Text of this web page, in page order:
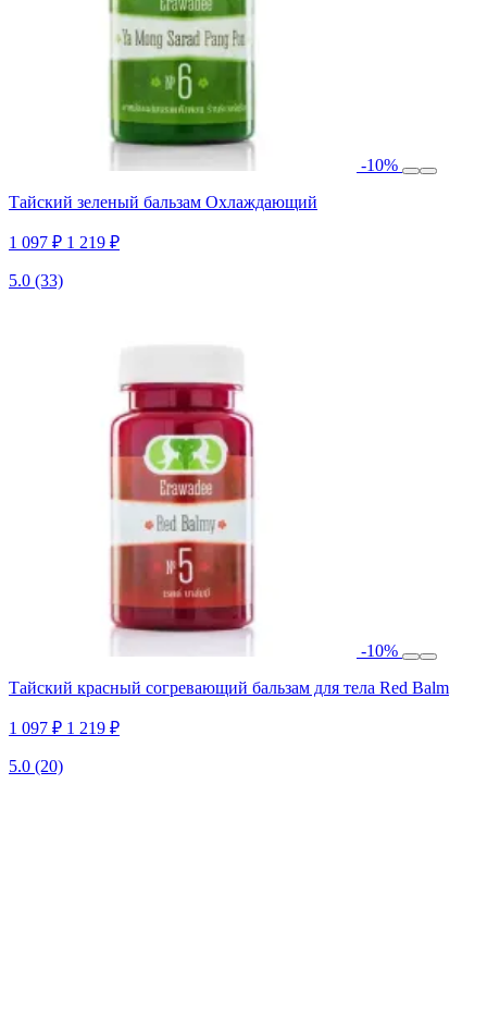
-10%
Тайский зеленый бальзам Охлаждающий
1 097 ₽ 1 219 ₽
5.0 (33)
-10%
Тайский красный согревающий бальзам для тела Red Balm
1 097 ₽ 1 219 ₽
5.0 (20)